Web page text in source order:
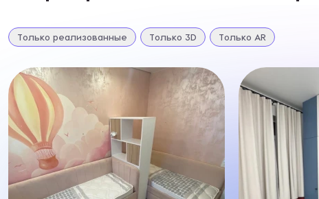
Только реализованные Только 3D Только AR
Нажимая
соответствии с
и